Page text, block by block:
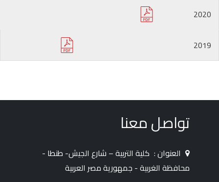
2020
2019
تواصل معنا
العنوان :كلية التربية – شارع الجيش- طنطا -
محافظة الغربية - جمهورية مصر العربية